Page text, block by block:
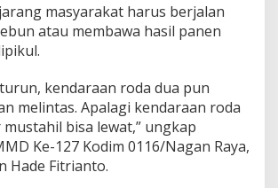
masyarakat harus berjalan
atau membawa hasil panen
kendaraan roda dua pun
melintas. Apalagi kendaraan roda
bisa lewat,” ungkap
Ke-127 Kodim 0116/Nagan Raya,
Hade Fitrianto.